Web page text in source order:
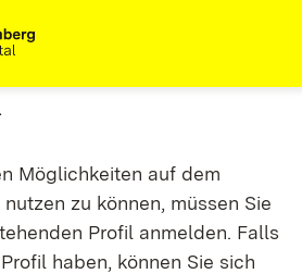
Möglichkeiten auf dem
zu können, müssen Sie
Profil anmelden. Falls
haben, können Sie sich